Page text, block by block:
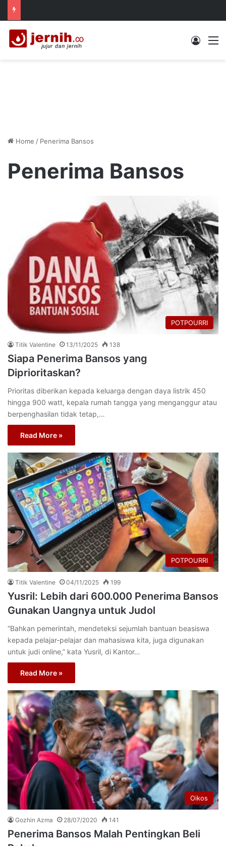
Log In
Home / Penerima Bansos
Penerima Bansos
POTPOURRI
Titik Valentine 13/11/2025 138
Siapa Penerima Bansos yang
Diprioritaskan?
Prioritas diberikan kepada keluarga dengan daya listrik 450
hingga 900 watt, kepala rumah tangga yang menganggur atau
berpenghasilan tidak tetap,…
Read More »
POTPOURRI
Titik Valentine 04/11/2025 199
Yusril: Lebih dari 600.000 Penerima Bansos
Gunakan Uangnya untuk Judol
“Bahkan pemerintah, mendeteksi sejumlah bantuan beasiswa
kepada pelajar-pelajar dan mahasiswa kita, juga digunakan
untuk judi online,” kata Yusril, di Kantor…
Read More »
Oikos
Gozhin Azma 28/07/2020 141
Penerima Bansos Malah Pentingkan Beli